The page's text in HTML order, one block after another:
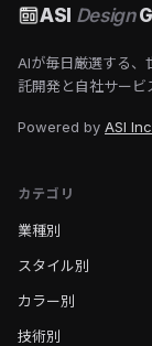
ASI Design
AIが毎日厳選する
託開発と自社サービ
Powered by ASI
カテゴリ
業種別
スタイル別
カラー別
技術別